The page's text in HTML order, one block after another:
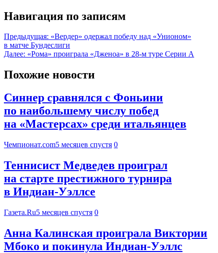
Навигация по записям
Предыдущая: «Вердер» одержал победу над «Унионом»
в матче Бундеслиги
Далее: «Рома» проиграла «Дженоа» в 28-м туре Серии А
Похожие новости
Синнер сравнялся с Фоньини
по наибольшему числу побед
на «Мастерсах» среди итальянцев
Чемпионат.com5 месяцев спустя 0
Теннисист Медведев проиграл
на старте престижного турнира
в Индиан-Уэллсе
Газета.Ru5 месяцев спустя 0
Анна Калинская проиграла Виктории
Мбоко и покинула Индиан-Уэллс